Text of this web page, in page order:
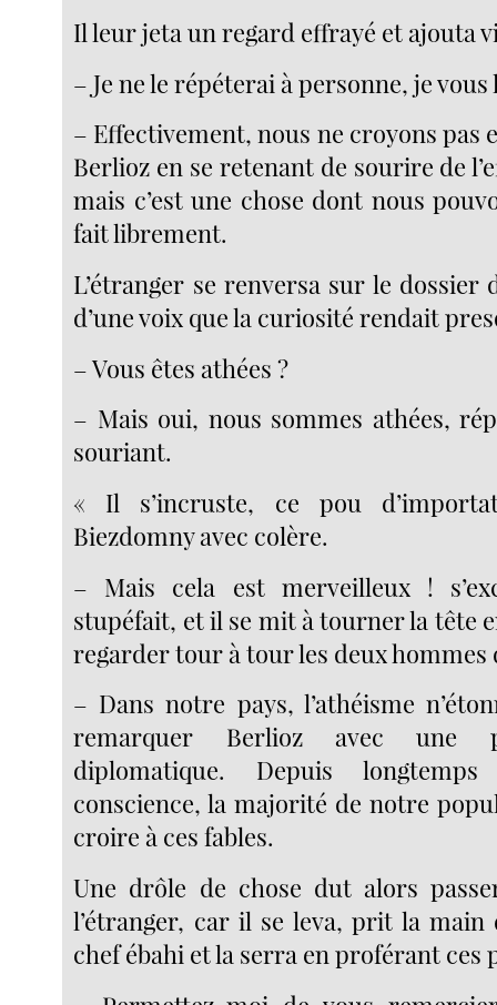
Il leur jeta un regard effrayé et ajouta
– Je ne le répéterai à personne, je
– Effectivement, nous ne croyons pas
Berlioz en se retenant de sourire de
mais c’est une chose dont nous
fait librement.
L’étranger se renversa sur le dossier
d’une voix que la curiosité rendait
– Vous êtes athées ?
– Mais oui, nous sommes athées,
souriant.
« Il s’incruste, ce pou
Biezdomny avec colère.
– Mais cela est merveilleux !
stupéfait, et il se mit à tourner la tête
regarder tour à tour les deux hommes
– Dans notre pays, l’athéisme
remarquer Berlioz avec une
diplomatique. Depuis
conscience, la majorité de notre
croire à ces fables.
Une drôle de chose dut alors
l’étranger, car il se leva, prit la
chef ébahi et la serra en proférant ces